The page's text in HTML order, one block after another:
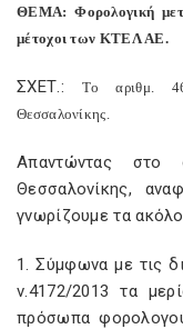
ΘΕΜΑ: Φορολογική
μέτοχοι των ΚΤΕΛ ΑΕ.
ΣΧΕΤ.:To αριθμ.
Θεσσαλονίκης.
Απαντώντας στο
Θεσσαλονίκης,
γνωρίζουμε τα
1. Σύμφωνα με τις
ν.4172/2013 τα
πρόσωπα